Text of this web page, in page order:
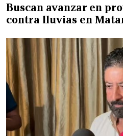
Buscan avanzar en
contra lluvias en